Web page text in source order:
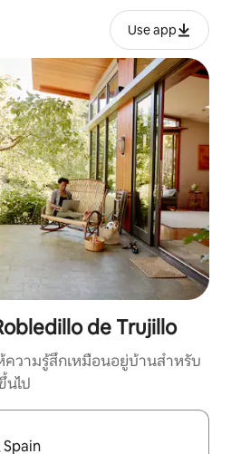
Use app
de Trujillo
วามรู้สึกเหมือนอยู่บ้านสำหรับ
นไป
ผัสหรือปัด เพื่อสำรวจผลการค้นหา